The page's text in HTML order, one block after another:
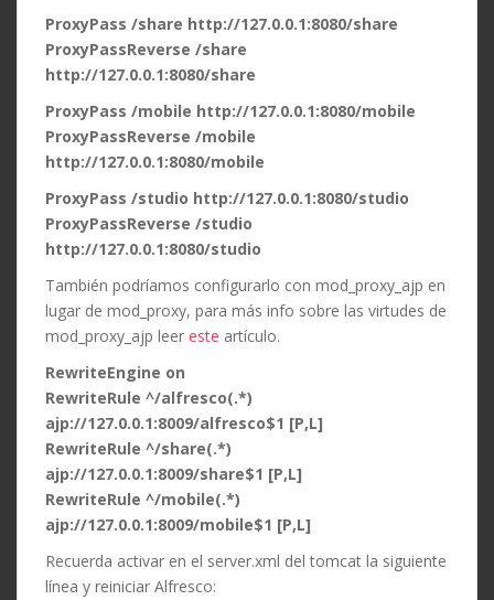
ProxyPass /share http://127.0.0.1:8080/share
ProxyPassReverse /share
http://127.0.0.1:8080/share
ProxyPass /mobile http://127.0.0.1:8080/mobile
ProxyPassReverse /mobile
http://127.0.0.1:8080/mobile
ProxyPass /studio http://127.0.0.1:8080/studio
ProxyPassReverse /studio
http://127.0.0.1:8080/studio
También podríamos configurarlo con mod_proxy_ajp en
lugar de mod_proxy, para más info sobre las virtudes de
mod_proxy_ajp leer este artículo.
RewriteEngine on
RewriteRule ^/alfresco(.*)
ajp://127.0.0.1:8009/alfresco$1 [P,L]
RewriteRule ^/share(.*)
ajp://127.0.0.1:8009/share$1 [P,L]
RewriteRule ^/mobile(.*)
ajp://127.0.0.1:8009/mobile$1 [P,L]
Recuerda activar en el server.xml del tomcat la siguiente
línea y reiniciar Alfresco: